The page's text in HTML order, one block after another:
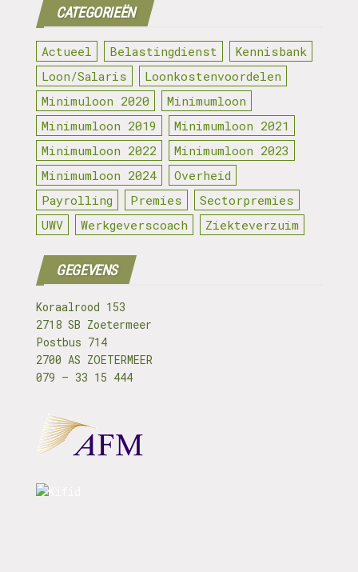
CATEGORIEËN
Actueel Belastingdienst
Kennisbank
Loon/Salaris
Loonkostenvoordelen
Minimuloon 2020
Minimumloon
Minimumloon 2019
Minimumloon 2021
Minimumloon 2022
Minimumloon 2023
Minimumloon 2024
Overheid
Payrolling
Premies
Sectorpremies
UWV
Werkgeverscoach Ziekteverzuim
GEGEVENS
Koraalrood 153
2718 SB Zoetermeer
Postbus 714
2700 AS ZOETERMEER
079 – 33 15 444